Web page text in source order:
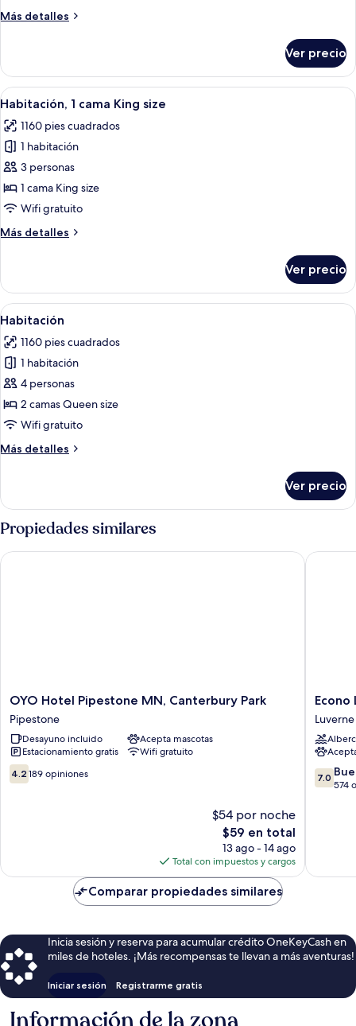
Más detalles
Más
individual
Ver precio
Abrir
todas
las
fotos
de
Habitación,
1
King
Habitación de hotel con sofá, sillón,
7
Habitación, 1 cama King size
1160 pies cuadrados
1 habitación
3 personas
1 cama King size
Wifi gratuito
Más detalles
Más
1
cama
King
Ver precio
Abrir
todas
las
fotos
de
Habitación
Habitación de hotel con sofá, sillón,
8
Habitación
1160 pies cuadrados
1 habitación
4 personas
2 camas Queen size
Wifi gratuito
Más detalles
Más
Ver precio
Propiedades similares
OYO
Hotel
Pipestone
MN,
Canterbury
Park
Pipestone
OYO Hotel Pipestone MN, Canterbury Park
Pipestone
Desayuno incluido
Acepta mascotas
Estacionamiento gratis
Wifi gratuito
4.2
de
4.2 189 opiniones
$54 por noche
El
precio
actual
es
de
$59
$59 en total
13 ago - 14 ago
Total con impuestos y cargos
OYO Hotel Pipestone MN, Canterbury Park
Econo
Lodge
Luverne
I-
90
Luverne
Luverne
7.0
de
7.0
574
Econo
Comparar propiedades similares
Inicia sesión y reserva para acumular crédito OneKeyCash en
miles de hoteles. ¡Más recompensas te llevan a más aventuras!
Iniciar sesión Registrarme gratis